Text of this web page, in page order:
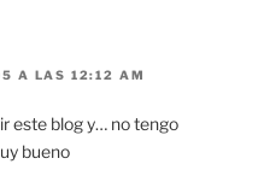
A LAS 12:12 AM
este blog y… no tengo
bueno